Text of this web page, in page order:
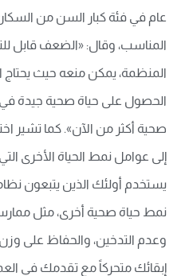
عام في فئة كبار السن من
المناسب، وقال: «الضعف قابل
المنظمة، يمكن منعه حيث يحتاج
الحصول على حياة صحية جيدة
صحية أكثر من الآن». كما تشير
إلى عوامل نمط الحياة الأخرى
يستخدم أولئك الذين يتبعون
نمط حياة صحية أخرى، مثل ممارسة
وعدم التدخين، والحفاظ على
إبقائك متحركاً مع تقدمك في